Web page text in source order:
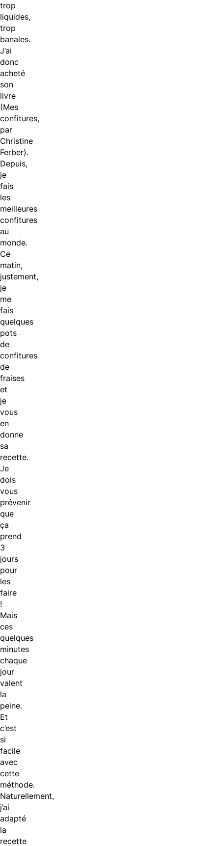
trop
liquides,
trop
banales.
J’ai
donc
acheté
son
livre
(Mes
confitures,
par
Christine
Ferber).
Depuis,
je
fais
les
meilleures
confitures
au
monde.
Ce
matin,
justement,
je
me
fais
quelques
pots
de
confitures
de
fraises
et
je
vous
en
donne
sa
recette.
Je
dois
vous
prévenir
que
ça
prend
3
jours
pour
les
faire
!
Mais
ces
quelques
minutes
chaque
jour
valent
la
peine.
Et
c’est
si
facile
avec
cette
méthode.
Naturellement,
j’ai
adapté
la
recette